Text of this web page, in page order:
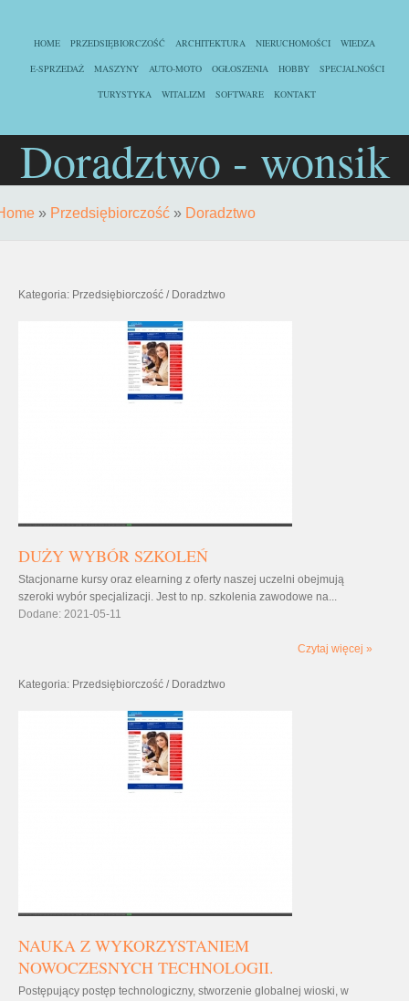
HOME PRZEDSIĘBIORCZOŚĆ ARCHITEKTURA NIERUCHOMOŚCI
WIEDZA
E-SPRZEDAŻ
MASZYNY AUTO-MOTO OGŁOSZENIA HOBBY
SPECJALNOŚCI
TURYSTYKA
WITALIZM SOFTWARE KONTAKT
Doradztwo - wonsik
» Przedsiębiorczość » Doradztwo
Kategoria: Przedsiębiorczość / Doradztwo
DUŻY WYBÓR SZKOLEŃ
Stacjonarne kursy oraz elearning z oferty naszej uczelni obejmują
szeroki wybór specjalizacji. Jest to np. szkolenia zawodowe na...
Dodane: 2021-05-11
Czytaj więcej »
Kategoria: Przedsiębiorczość / Doradztwo
NAUKA Z WYKORZYSTANIEM
NOWOCZESNYCH TECHNOLOGII.
Postępujący postęp technologiczny, stworzenie globalnej wioski, w